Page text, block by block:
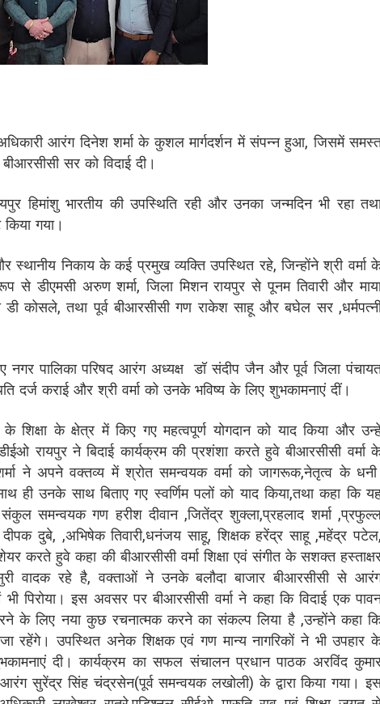
अधिकारी आरंग दिनेश शर्मा के कुशल मार्गदर्शन में संपन्न हुआ, जिसमें
सर को विदाई दी।
हिमांशु भारतीय की उपस्थिति रही और उनका जन्मदिन भी रहा
गया।
स्थानीय निकाय के कई प्रमुख व्यक्ति उपस्थित रहे, जिन्होंने श्री वर्मा
से डीएमसी अरुण शर्मा, जिला मिशन रायपुर से पूनम तिवारी और
पी डी कोसले, तथा पूर्व बीआरसीसी गण राकेश साहू और बघेल सर
पालिका परिषद आरंग अध्यक्ष डॉ संदीप जैन और पूर्व जिला
दर्ज कराई और श्री वर्मा को उनके भविष्य के लिए शुभकामनाएं दीं।
शिक्षा के क्षेत्र में किए गए महत्वपूर्ण योगदान को याद किया और
रायपुर ने बिदाई कार्यक्रम की प्रशंशा करते हुवे बीआरसीसी वर्मा
ने अपने वक्तव्य में श्रोत समन्वयक वर्मा को जागरूक,नेतृत्व के धनी
ही उनके साथ बिताए गए स्वर्णिम पलों को याद किया,तथा कहा कि
समन्वयक गण हरीश दीवान ,जितेंद्र शुक्ला,प्रहलाद शर्मा
दीपक दुबे, ,अभिषेक तिवारी,धनंजय साहू, शिक्षक हरेंद्र साहू ,महेंद्र पटेल,
करते हुवे कहा की बीआरसीसी वर्मा शिक्षा एवं संगीत के सशक्त
वादक रहे है, वक्ताओं ने उनके बलौदा बाजार बीआरसीसी से
इस अवसर पर बीआरसीसी वर्मा ने कहा कि विदाई एक
के लिए नया कुछ रचनात्मक करने का संकल्प लिया है ,उन्होंने कहा
रहेंगे। उपस्थित अनेक शिक्षक एवं गण मान्य नागरिकों ने भी उपहार
दी। कार्यक्रम का सफल संचालन प्रधान पाठक अरविंद
सुरेंद्र सिंह चंद्रसेन(पूर्व समन्वयक लखोली) के द्वारा किया गया।